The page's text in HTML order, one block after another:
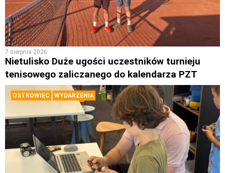
7 sierpnia 2026
Nietulisko Duże ugości uczestników turnieju
tenisowego zaliczanego do kalendarza PZT
OSTROWIEC WYDARZENIA